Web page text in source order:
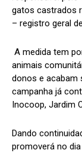
gatos castrados
– registro geral
A medida tem
animais
donos e acabam
campanha já
Inocoop, Jardim
Dando
promoverá no